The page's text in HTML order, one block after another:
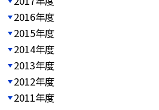
2016年度
2015年度
2014年度
2013年度
2012年度
2011年度